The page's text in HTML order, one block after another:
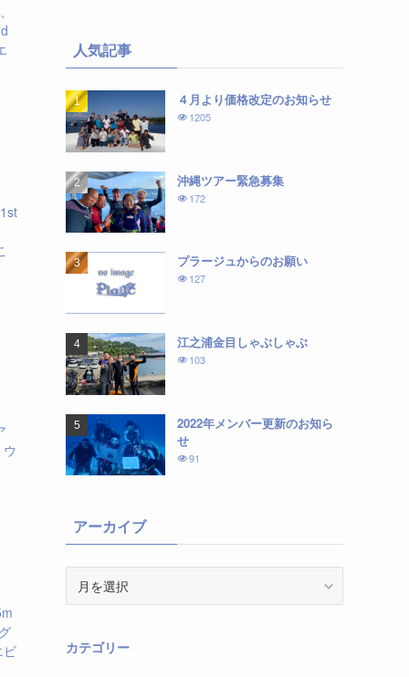
ビ
人気記事
４月より価格改定のお知らせ
1205
沖縄ツアー緊急募集
172
プラージュからのお願い
127
江之浦金目しゃぶしゃぶ
103
2022年メンバー更新のお知ら
せ
91
アーカイブ
ブ
カテゴリー